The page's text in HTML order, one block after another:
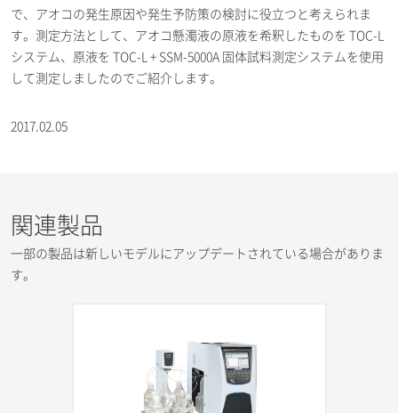
で、アオコの発生原因や発生予防策の検討に役立つと考えられま
す。測定方法として、アオコ懸濁液の原液を希釈したものを TOC-L
システム、原液を TOC-L + SSM-5000A 固体試料測定システムを使用
して測定しましたのでご紹介します。
2017.02.05
関連製品
一部の製品は新しいモデルにアップデートされている場合がありま
す。